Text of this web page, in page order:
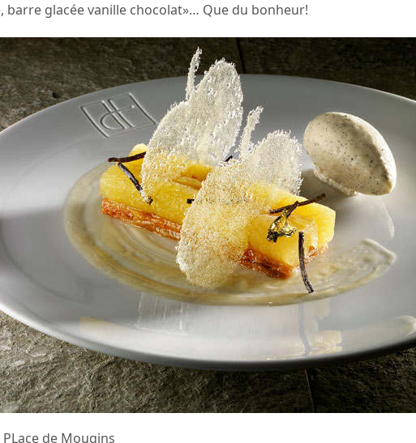
barre glacée vanille chocolat»… Que du bonheur!
de Mougins